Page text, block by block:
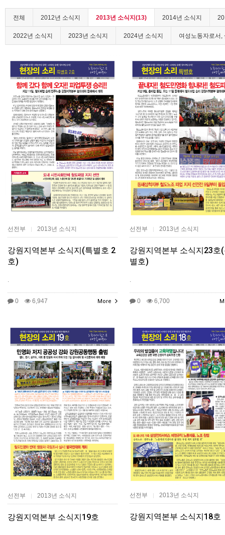
전체 2012년 소식지 2013년 소식지(13) 2014년 소식지
2022년 소식지 2023년 소식지 2024년 소식지 여성노동자로서,
선전부 | 2013년 소식지
강원지역본부 소식지(특별호 2
호)
0 6,947 More
선전부 | 2013년 소식지
강원지역본부 소식지23호
별호)
0 6,700
선전부 | 2013년 소식지
강원지역본부 소식지19호
선전부 2013년 소식지
강원지역본부 소식지18호